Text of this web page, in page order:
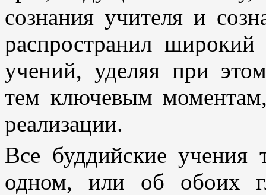
сознания учителя и
распространил
учений, уделяя при
тем ключевым
реализации.
Все буддийские учения
одном, или об обоих